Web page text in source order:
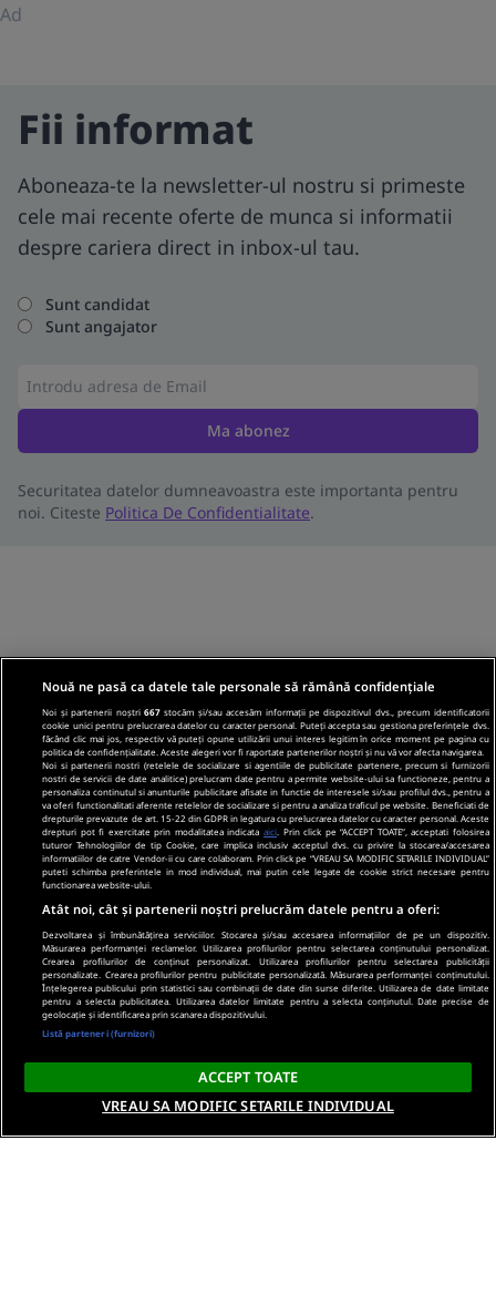
Ad
Fii informat
Aboneaza-te la newsletter-ul nostru si primeste
cele mai recente oferte de munca si informatii
despre cariera direct in inbox-ul tau.
Sunt candidat
Sunt angajator
Ma abonez
Securitatea datelor dumneavoastra este importanta pentru
noi. Citeste Politica De Confidentialitate.
Nouă ne pasă ca datele tale personale să rămână confidențiale
Noi și partenerii noștri667 stocăm și/sau accesăm informații pe dispozitivul dvs., precum identificatorii
cookie unici pentru prelucrarea datelor cu caracter personal. Puteți accepta sau gestiona preferințele dvs.
făcând clic mai jos, respectiv vă puteți opune utilizării unui interes legitim în orice moment pe pagina cu
politica de confidențialitate. Aceste alegeri vor fi raportate partenerilor noștri și nu vă vor afecta navigarea.
Noi si partenerii nostri (retelele de socializare si agentiile de publicitate partenere, precum si furnizorii
nostri de servicii de date analitice) prelucram date pentru a permite website-ului sa functioneze, pentru a
personaliza continutul si anunturile publicitare afisate in functie de interesele si/sau profilul dvs., pentru a
va oferi functionalitati aferente retelelor de socializare si pentru a analiza traficul pe website. Beneficiati de
drepturile prevazute de art. 15-22 din GDPR in legatura cu prelucrarea datelor cu caracter personal. Aceste
drepturi pot fi exercitate prin modalitatea indicata aici . Prin click pe “ACCEPT TOATE”, acceptati folosirea
tuturor Tehnologiilor de tip Cookie, care implica inclusiv acceptul dvs. cu privire la stocarea/accesarea
informatiilor de catre Vendor-ii cu care colaboram. Prin click pe “VREAU SA MODIFIC SETARILE INDIVIDUAL”
puteti schimba preferintele in mod individual, mai putin cele legate de cookie strict necesare pentru
functionarea website-ului.
Atât noi, cât și partenerii noștri prelucrăm datele pentru a oferi:
Dezvoltarea și îmbunătățirea serviciilor. Stocarea și/sau accesarea informațiilor de pe un dispozitiv.
Măsurarea performanței reclamelor. Utilizarea profilurilor pentru selectarea conținutului personalizat.
Crearea profilurilor de conținut personalizat. Utilizarea profilurilor pentru selectarea publicității
personalizate. Crearea profilurilor pentru publicitate personalizată. Măsurarea performanței conținutului.
Înțelegerea publicului prin statistici sau combinații de date din surse diferite. Utilizarea de date limitate
pentru a selecta publicitatea. Utilizarea datelor limitate pentru a selecta conținutul. Date precise de
geolocație și identificarea prin scanarea dispozitivului.
Listă parteneri (furnizori)
ACCEPT TOATE
VREAU SA MODIFIC SETARILE INDIVIDUAL